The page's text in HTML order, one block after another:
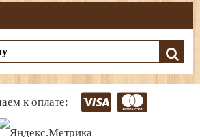
к оплате: